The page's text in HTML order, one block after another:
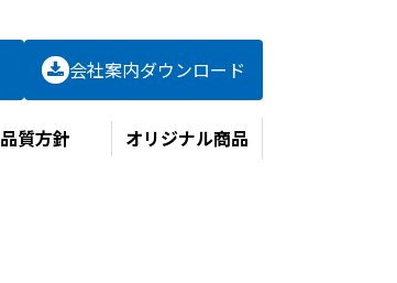
会社案内ダウンロード
品質方針 オリジナル商品